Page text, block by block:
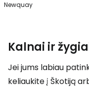
Newquay
Kalnai ir
Jei jums labiau
keliaukite į Škotiją